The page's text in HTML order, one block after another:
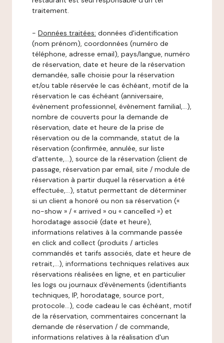
traitement.
- Données traitées: données d'identification
(nom prénom), coordonnées (numéro de
téléphone, adresse email), pays/langue, numéro
de réservation, date et heure de la réservation
demandée, salle choisie pour la réservation
et/ou table réservée le cas échéant, motif de la
réservation le cas échéant (anniversaire,
évènement professionnel, évènement familial,…),
nombre de couverts pour la demande de
réservation, date et heure de la prise de
réservation ou de la commande, statut de la
réservation (confirmée, annulée, sur liste
d'attente,…), source de la réservation (client de
passage, réservation par email, site / module de
réservation à partir duquel la réservation a été
effectuée,…), statut permettant de déterminer
si un client a honoré ou non sa réservation («
no-show » / « arrived » ou « cancelled ») et
horodatage associé (date et heure),
informations relatives à la commande passée
en click and collect (produits / articles
commandés et tarifs associés, date et heure de
retrait,…), informations techniques relatives aux
réservations réalisées en ligne, et en particulier
les logs ou journaux d'évènements (identifiants
techniques, IP, horodatage, source port,
protocole…), code cadeau le cas échéant, motif
de la réservation, commentaires concernant la
demande de réservation / de commande,
informations relatives à la réalisation d'un